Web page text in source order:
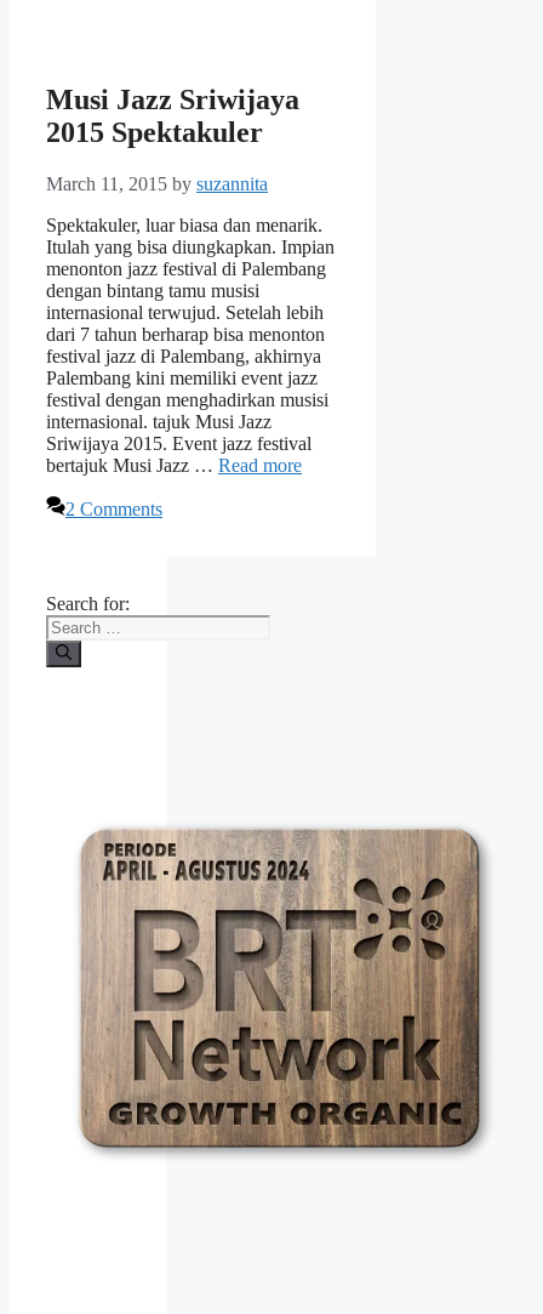
Musi Jazz Sriwijaya
2015 Spektakuler
March 11, 2015 by suzannita
Spektakuler, luar biasa dan menarik.
Itulah yang bisa diungkapkan. Impian
menonton jazz festival di Palembang
dengan bintang tamu musisi
internasional terwujud. Setelah lebih
dari 7 tahun berharap bisa menonton
festival jazz di Palembang, akhirnya
Palembang kini memiliki event jazz
festival dengan menghadirkan musisi
internasional. tajuk Musi Jazz
Sriwijaya 2015. Event jazz festival
bertajuk Musi Jazz … Read more
2 Comments
Search for: